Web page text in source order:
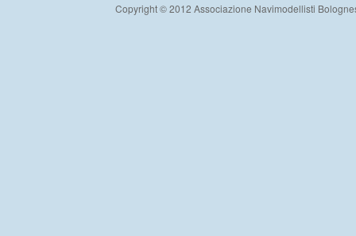
Copyright © 2012 Associazione Navimodellisti